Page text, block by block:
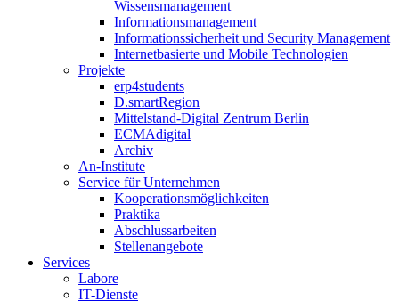
Wissensmanagement
Informationsmanagement
Informationssicherheit und Security Management
Internetbasierte und Mobile Technologien
Projekte
erp4students
D.smartRegion
Mittelstand-Digital Zentrum Berlin
ECMAdigital
Archiv
An-Institute
Service für Unternehmen
Kooperationsmöglichkeiten
Praktika
Abschlussarbeiten
Stellenangebote
Services
Labore
IT-Dienste